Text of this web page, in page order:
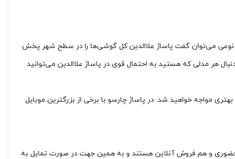
به نوعی می‌توان گفت پاساژ علاالدین کل گوشی‌ها را در سطح شهر پخش
هر مدلی که هستید به احتمال قوی در پاساژ علاالدین می‌توانید
مواجه خواهید شد. در پاساژ چارسو با برخی از بزرگترین موبایل
حضوری و هم فروش آنلاین هستند و به همین جهت در صورت تمایل به